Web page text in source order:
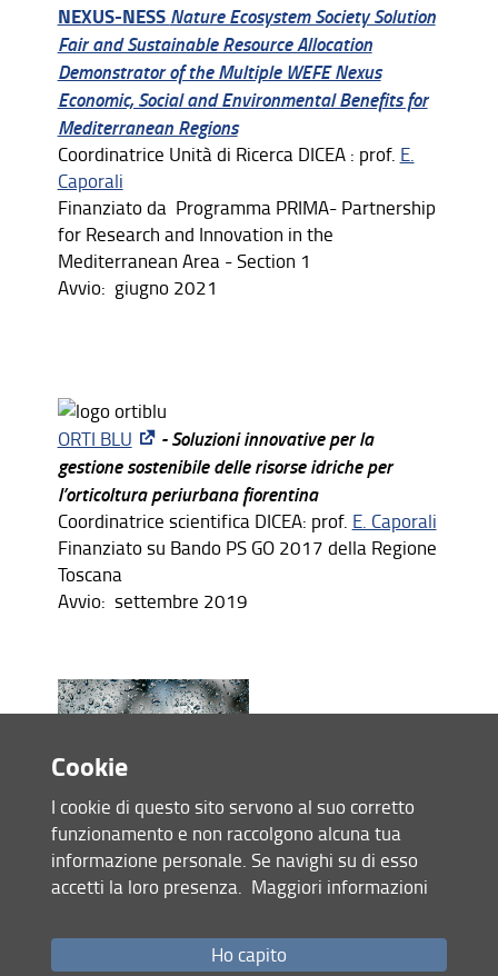
NEXUS-NESS Nature Ecosystem Society Solution
Fair and Sustainable Resource Allocation
Demonstrator of the Multiple WEFE Nexus
Economic, Social and Environmental Benefits for
Mediterranean Regions
Coordinatrice Unità di Ricerca DICEA : prof. E.
Caporali
Finanziato da Programma PRIMA- Partnership
for Research and Innovation in the
Mediterranean Area - Section 1
Avvio: giugno 2021
ORTI BLU
- Soluzioni innovative per la
gestione sostenibile delle risorse idriche per
l’orticoltura periurbana fiorentina
Coordinatrice scientifica DICEA: prof. E. Caporali
Finanziato su Bando PS GO 2017 della Regione
Toscana
Avvio: settembre 2019
Idrologia e qualità delle acque meteoriche in area
Responsabile scientifico: prof.E. Caporaliin
collaborazione con Publiacqua S.p.A.
Cookie
I cookie di questo sito servono al suo corretto
funzionamento e non raccolgono alcuna tua
informazione personale. Se navighi su di esso
accetti la loro presenza. Maggiori informazioni
Ho capito